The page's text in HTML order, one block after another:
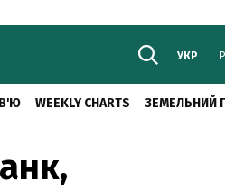
УКР
WEEKLY CHARTS ЗЕМЕЛЬНИЙ